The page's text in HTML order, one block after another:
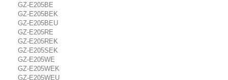
GZ-E205BE
GZ-E205BEK
GZ-E205BEU
GZ-E205RE
GZ-E205REK
GZ-E205SEK
GZ-E205WE
GZ-E205WEK
GZ-E205WEU